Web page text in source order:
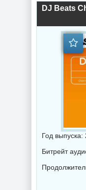
DJ Beats
Год выпуска:
Битрейт